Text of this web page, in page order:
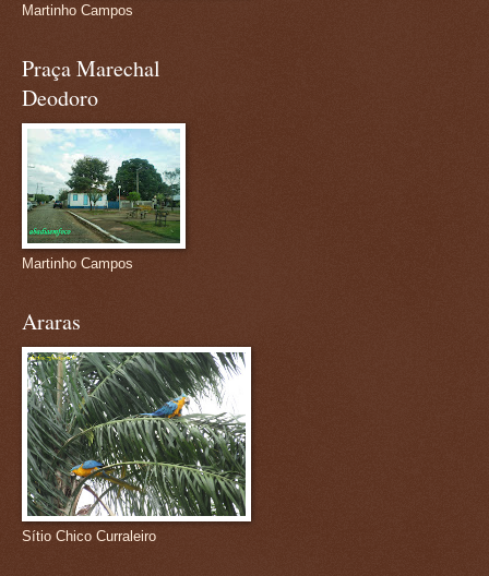
Martinho Campos
Praça Marechal
Deodoro
Martinho Campos
Araras
Sítio Chico Curraleiro